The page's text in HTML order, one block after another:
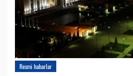
Resmi habarlar